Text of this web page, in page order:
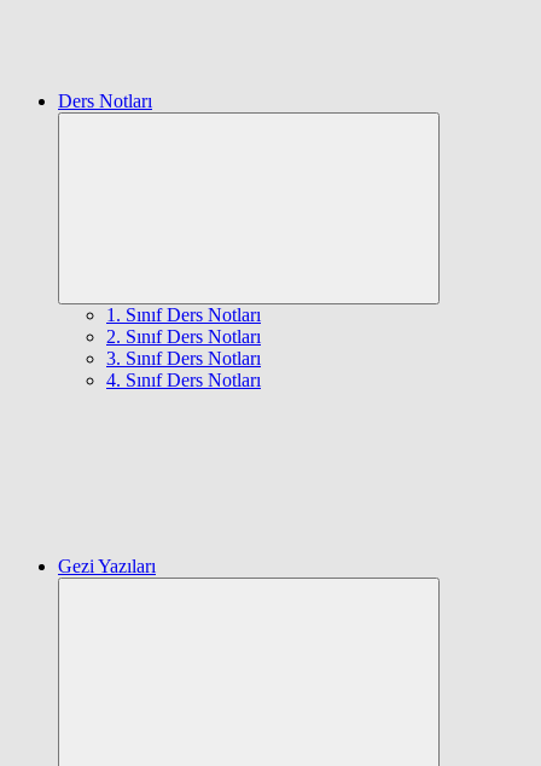
Ders Notları
1. Sınıf Ders Notları
2. Sınıf Ders Notları
3. Sınıf Ders Notları
4. Sınıf Ders Notları
Gezi Yazıları